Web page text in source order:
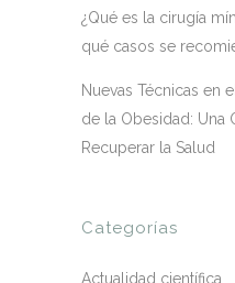
¿Qué es la cirugía
qué casos se
Nuevas Técnicas en
de la Obesidad: Una
Recuperar la Salud
Categorías
Actualidad científica